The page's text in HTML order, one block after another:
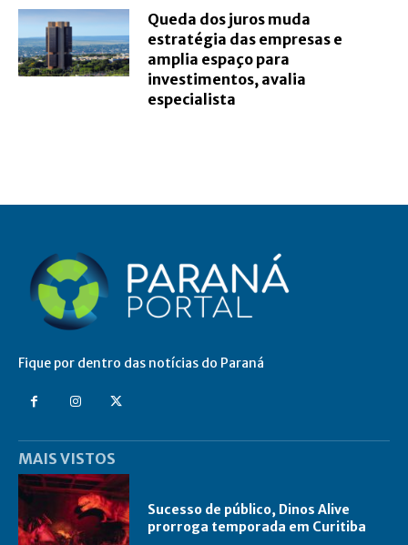
Queda dos juros muda
estratégia das empresas e
amplia espaço para
investimentos, avalia
especialista
Fique por dentro das notícias do Paraná
MAIS VISTOS
Sucesso de público, Dinos Alive
prorroga temporada em Curitiba